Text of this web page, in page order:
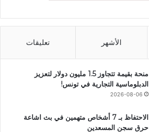
الأشهر تعليقات
منحة بقيمة تتجاوز 1.5 مليون دولار لتعزيز
الدبلوماسية التجارية في تونس!
2026-08-06
الاحتفاظ بـ 7 أشخاص متهمين في بث اشاعة
حرق سجن المسعدين